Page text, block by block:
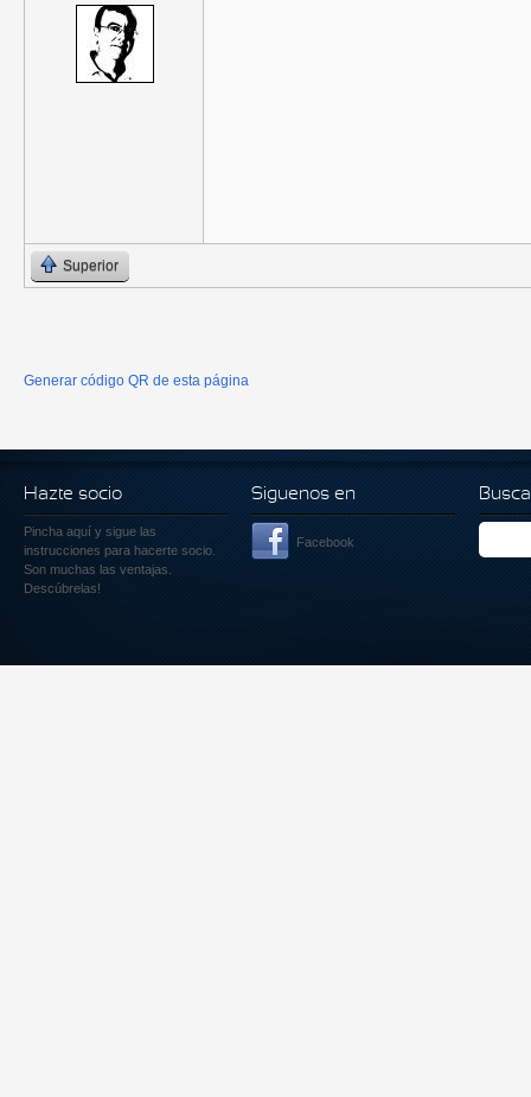
Superior
Generar código QR de esta página
Hazte socio
Pincha aquí y sigue las
instrucciones para hacerte socio.
Son muchas las ventajas.
Descúbrelas!
Siguenos en
Facebook